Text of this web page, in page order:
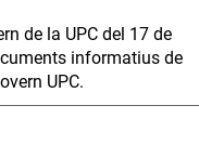
de la UPC del 17 de
informatius de
UPC.